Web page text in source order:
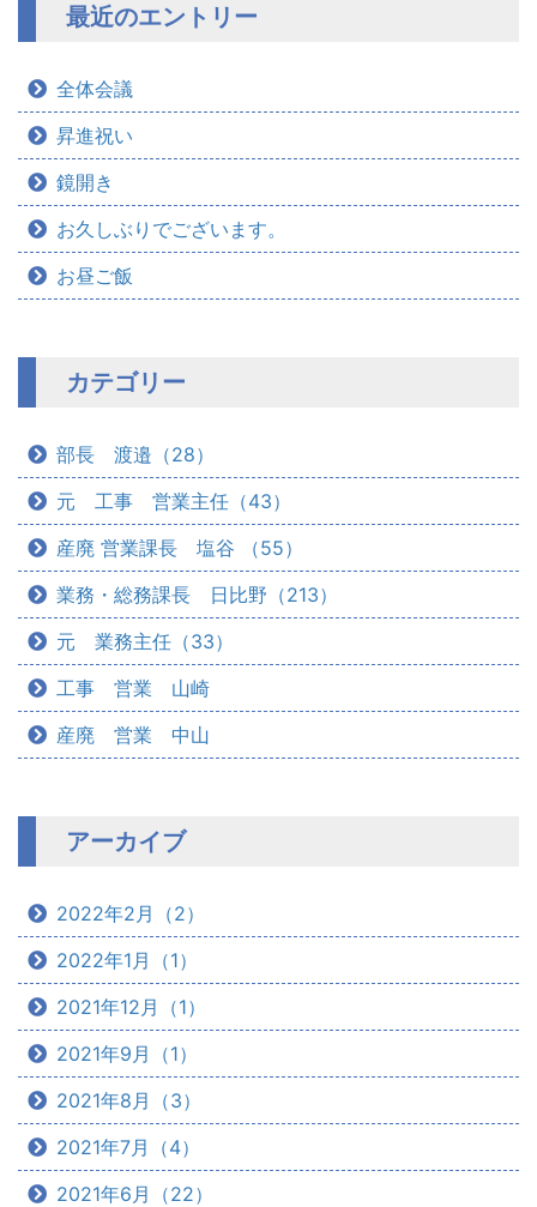
最近のエントリー
全体会議
昇進祝い
鏡開き
お久しぶりでございます。
お昼ご飯
カテゴリー
部長 渡邉（28）
元 工事 営業主任（43）
産廃 営業課長 塩谷 （55）
業務・総務課長 日比野（213）
元 業務主任（33）
工事 営業 山崎
産廃 営業 中山
アーカイブ
2022年2月（2）
2022年1月（1）
2021年12月（1）
2021年9月（1）
2021年8月（3）
2021年7月（4）
2021年6月（22）